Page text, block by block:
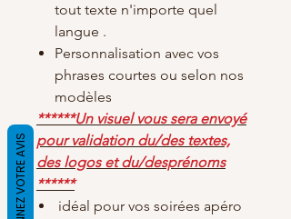
tout texte n'importe quel
langue .
Personnalisation avec vos
phrases courtes ou selon nos
modèles
******Un visuel vous sera envoyé
pour validation du/des textes,
des logos et du/desprénoms
******
idéal pour vos soirées apéro
DONNEZ VOTRE AVIS